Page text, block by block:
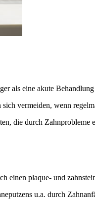
als eine akute
vermeiden, wenn
die durch Zahnprobleme
einen plaque- und
u.a. durch